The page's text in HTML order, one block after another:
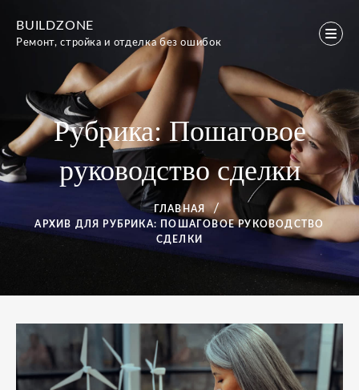
содержимому
BUILDZONE
Ремонт, стройка и отделка без ошибок
Рубрика:Пошаговое
руководство сделки
ГЛАВНАЯ
АРХИВ ДЛЯ
РУБРИКА: ПОШАГОВОЕ РУКОВОДСТВО
СДЕЛКИ
Рубрика:
Пошаговое